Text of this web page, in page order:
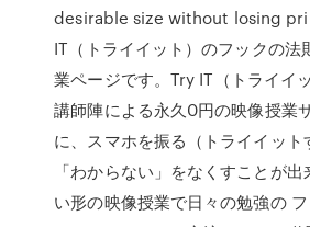
desirable size without losing
IT（トライイット）のフックの法
業ページです。Try IT（トライイ
講師陣による永久0円の映像授業
に、スマホを振る（トライイット
「わからない」をなくすことが
い形の映像授業で日々の勉強の